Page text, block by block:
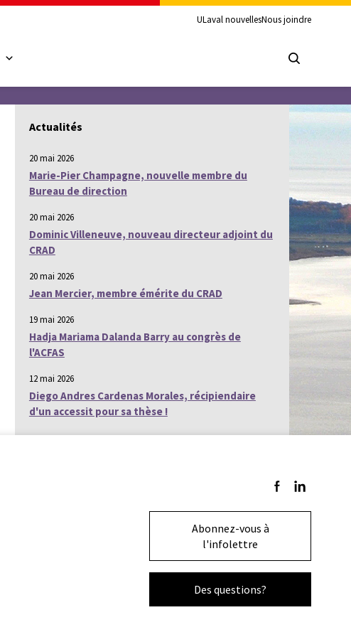
ULaval nouvellesNous joindre
Actualités
20 mai 2026
Marie-Pier Champagne, nouvelle membre du
Bureau de direction
20 mai 2026
Dominic Villeneuve, nouveau directeur adjoint du
CRAD
20 mai 2026
Jean Mercier, membre émérite du CRAD
19 mai 2026
Hadja Mariama Dalanda Barry au congrès de
l'ACFAS
12 mai 2026
Diego Andres Cardenas Morales, récipiendaire
d'un accessit pour sa thèse !
Suivez-nous sur
Suivez-nous
Abonnez-vous à
l'infolettre
Des questions?